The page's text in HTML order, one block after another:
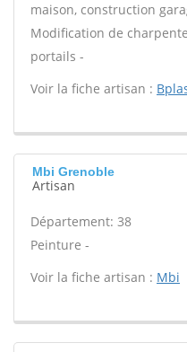
maison, construction
Modification de
portails -
Voir la fiche artisan :
Mbi Grenoble
Artisan
Département: 38
Peinture -
Voir la fiche artisan : Mbi